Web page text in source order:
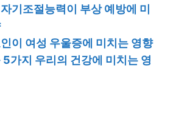
기조절능력이 부상 예방에 미
이 여성 우울증에 미치는 영향
5가지 우리의 건강에 미치는 영